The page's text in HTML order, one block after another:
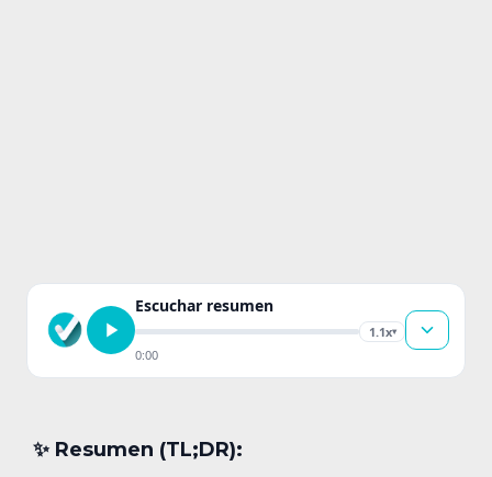
Escuchar resumen
1.1x▾
0:00
✨︎ Resumen (TL;DR):